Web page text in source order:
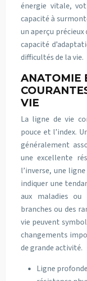
énergie vitale,
capacité à
un aperçu précieux
capacité
difficultés de la vie.
ANATOMIE
VIE
La ligne de vie
pouce et l’index.
généralement
une excellente
l’inverse, une
indiquer une
aux maladies ou
branches ou des
vie peuvent
changements
de grande activité.
Ligne